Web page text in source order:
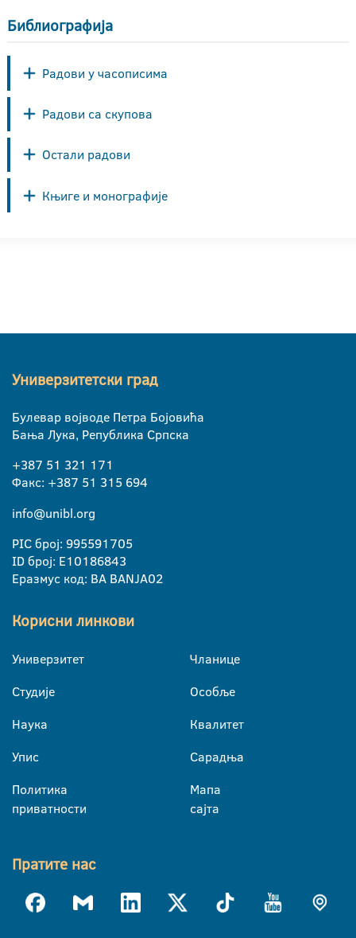
Библиографија
Радови у часописима
Радови са скупова
Остали радови
Књиге и монографије
Универзитетски град
Булевар војводе Петра Бојовића
Бања Лука, Република Српска
+387 51 321 171
Факс: +387 51 315 694
info@unibl.org
PIC број: 995591705
ID број: E10186843
Еразмус код: BA BANJA02
Корисни линкови
Универзитет
Студије
Наука
Упис
Политика
приватности
Чланице
Особље
Квалитет
Сарадња
Мапа
сајта
Пратите нас